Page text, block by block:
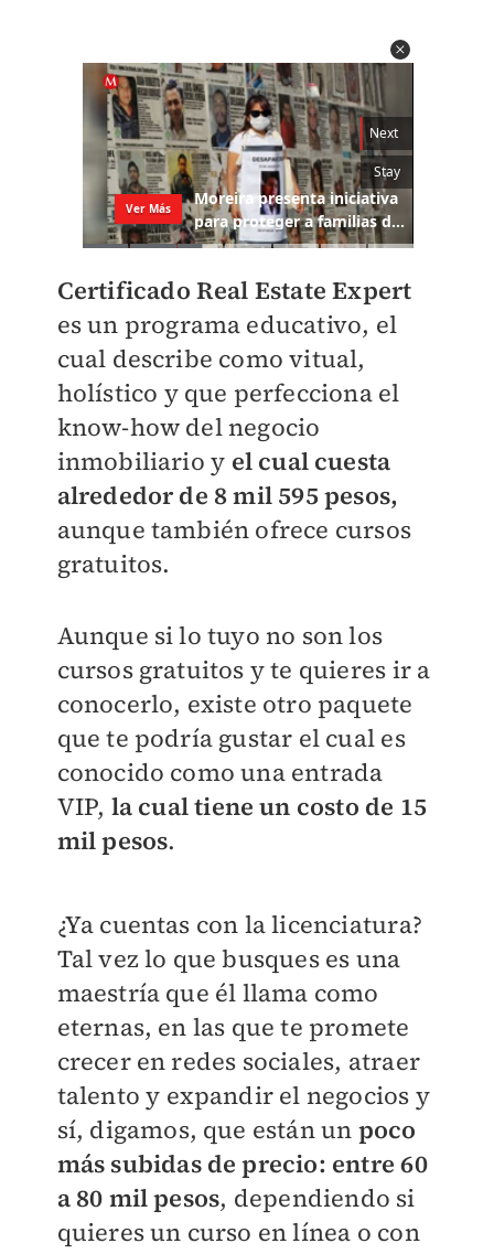
Certificado Real Estate Expert
es un programa educativo, el
cual describe como vitual,
holístico y que perfecciona el
know-how del negocio
inmobiliario y el cual cuesta
alrededor de 8 mil 595 pesos,
aunque también ofrece cursos
gratuitos.
Aunque si lo tuyo no son los
cursos gratuitos y te quieres ir a
conocerlo, existe otro paquete
que te podría gustar el cual es
conocido como una entrada
VIP, la cual tiene un costo de 15
mil pesos.
¿Ya cuentas con la licenciatura?
Tal vez lo que busques es una
maestría que él llama como
eternas, en las que te promete
crecer en redes sociales, atraer
talento y expandir el negocios y
sí, digamos, que están un poco
más subidas de precio: entre 60
a 80 mil pesos, dependiendo si
quieres un curso en línea o con